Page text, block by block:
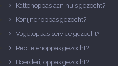
Kattenoppas aan huis gezocht?
Konijnenoppas gezocht?
Vogeloppas service gezocht?
Reptielenoppas gezocht?
Boerderij oppas gezocht?